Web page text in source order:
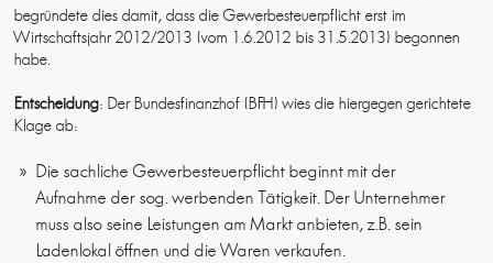
begründete dies damit, dass die Gewerbesteuerpflicht erst im
Wirtschaftsjahr 2012/2013 (vom 1.6.2012 bis 31.5.2013) begonnen
habe.
Entscheidung: Der Bundesfinanzhof (BFH) wies die hiergegen gerichtete
Klage ab:
Die sachliche Gewerbesteuerpflicht beginnt mit der
Aufnahme der sog. werbenden Tätigkeit. Der Unternehmer
muss also seine Leistungen am Markt anbieten, z.B. sein
Ladenlokal öffnen und die Waren verkaufen.